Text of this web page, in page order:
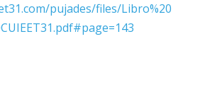
pujades/files/Libro%20